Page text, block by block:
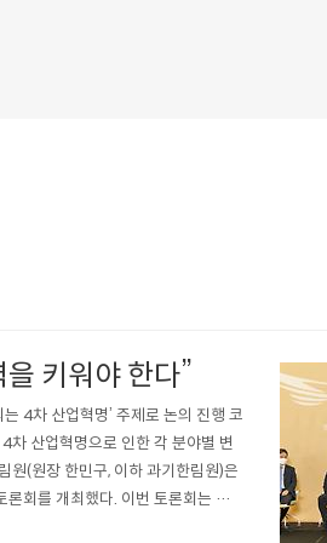
키워야 한다”
4차 산업혁명’ 주제로 논의 진행 코
차 산업혁명으로 인한 각 분야별 변
원(원장 한민구, 이하 과기한림원)은
회를 개최했다. 이번 토론회는 한
있는 4차 산업혁명의 특성을 분석